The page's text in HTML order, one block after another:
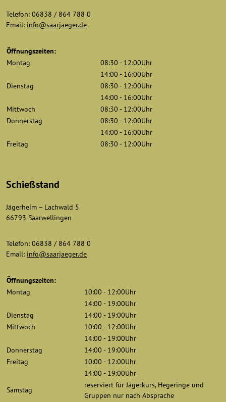
Telefon: 06838 / 864 788 0
Email: info@saarjaeger.de
Öffnungszeiten:
Montag
08:30 - 12:00Uhr
14:00 - 16:00Uhr
Dienstag
08:30 - 12:00Uhr
14:00 - 16:00Uhr
Mittwoch
08:30 - 12:00Uhr
Donnerstag
08:30 - 12:00Uhr
14:00 - 16:00Uhr
Freitag
08:30 - 12:00Uhr
Schießstand
Jägerheim – Lachwald 5
66793 Saarwellingen
Telefon: 06838 / 864 788 0
Email: info@saarjaeger.de
Öffnungszeiten:
Montag
10:00 - 12:00Uhr
14:00 - 19:00Uhr
Dienstag
14:00 - 19:00Uhr
Mittwoch
10:00 - 12:00Uhr
14:00 - 19:00Uhr
Donnerstag
14:00 - 19:00Uhr
Freitag
10:00 - 12:00Uhr
14:00 - 19:00Uhr
Samstag
reserviert für Jägerkurs, Hegeringe und
Gruppen nur nach Absprache